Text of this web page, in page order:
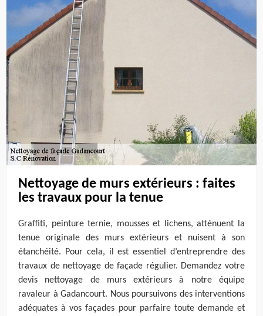
Nettoyage de murs extérieurs : faites
les travaux pour la tenue
Graffiti, peinture ternie, mousses et lichens, atténuent la
tenue originale des murs extérieurs et nuisent à son
étanchéité. Pour cela, il est essentiel d’entreprendre des
travaux de nettoyage de façade régulier. Demandez votre
devis nettoyage de murs extérieurs à notre équipe
ravaleur à Gadancourt. Nous poursuivons des interventions
adéquates à vos façades pour parfaire toute demande et